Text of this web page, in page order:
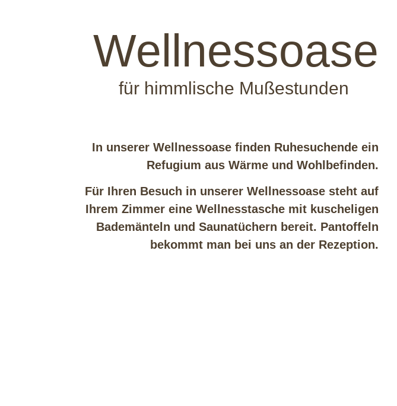
Wellness­oase
für himmlische Mußestunden
In unserer Wellnessoase finden Ruhesuchende ein
Refugium aus Wärme und Wohlbefinden.
Für Ihren Besuch in unserer Wellnessoase steht auf
Ihrem Zimmer eine Wellnesstasche mit kuscheligen
Bademänteln und Saunatüchern bereit. Pantoffeln
bekommt man bei uns an der Rezeption.